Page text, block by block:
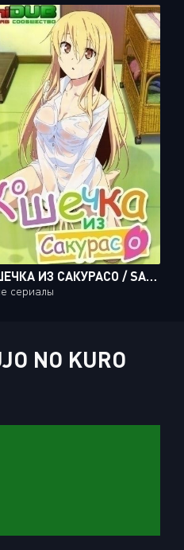
КОШЕЧКА ИЗ САКУРАСО / SAKURASOU NO PET NA KANOJO [24 ИЗ 24]
сериалы
NO KURO